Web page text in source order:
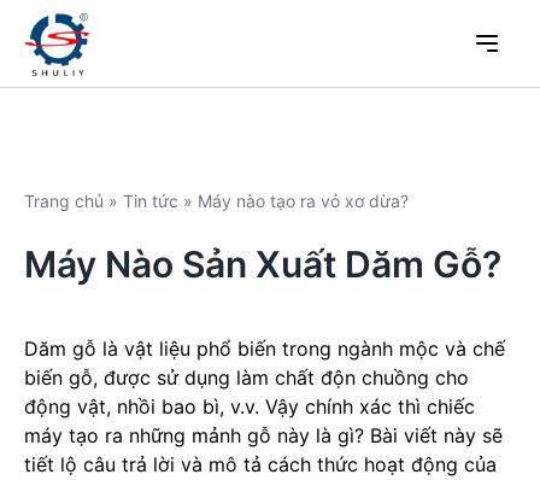
Trang chủ » Tin tức » Máy nào tạo ra vỏ xơ dừa?
Máy Nào Sản Xuất Dăm Gỗ?
Dăm gỗ là vật liệu phổ biến trong ngành mộc và chế
biến gỗ, được sử dụng làm chất độn chuồng cho
động vật, nhồi bao bì, v.v. Vậy chính xác thì chiếc
máy tạo ra những mảnh gỗ này là gì? Bài viết này sẽ
tiết lộ câu trả lời và mô tả cách thức hoạt động của